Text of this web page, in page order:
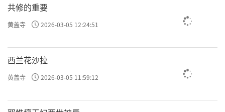
共修的重要
黄盖寺 2026-03-05 12:24:51
西兰花沙拉
黄盖寺 2026-03-05 11:59:12